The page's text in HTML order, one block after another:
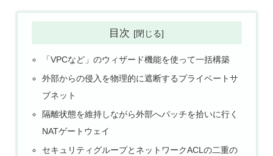
目次
「VPCなど」のウィザード機能を使って一括構築
外部からの侵入を物理的に遮断するプライベートサ
ブネット
隔離状態を維持しながら外部へパッチを拾いに行く
NATゲートウェイ
セキュリティグループとネットワークACLの二重の